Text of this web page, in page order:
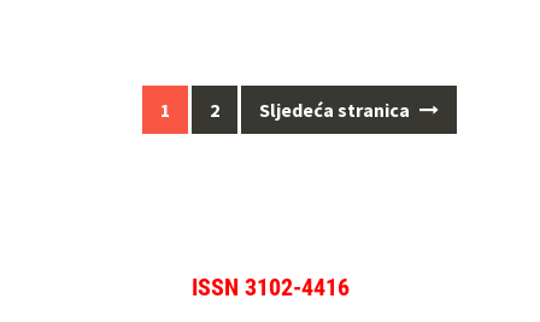
1 2 Sljedeća stranica
ISSN 3102-4416